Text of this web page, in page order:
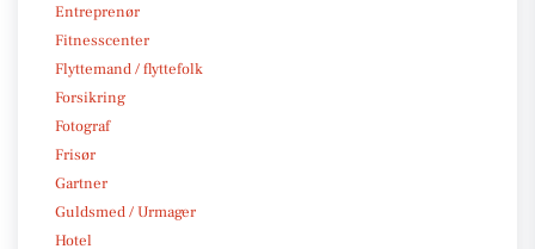
Entreprenør
Fitnesscenter
Flyttemand / flyttefolk
Forsikring
Fotograf
Frisør
Gartner
Guldsmed / Urmager
Hotel